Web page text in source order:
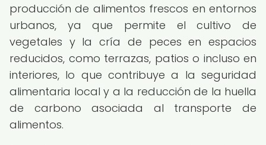
producción de alimentos frescos en entornos
urbanos, ya que permite el cultivo de
vegetales y la cría de peces en espacios
reducidos, como terrazas, patios o incluso en
interiores, lo que contribuye a la seguridad
alimentaria local y a la reducción de la huella
de carbono asociada al transporte de
alimentos.